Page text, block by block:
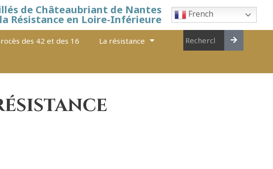
de Châteaubriant de Nantes
Résistance en Loire-Inférieure French
des 42 et des 16 La résistance